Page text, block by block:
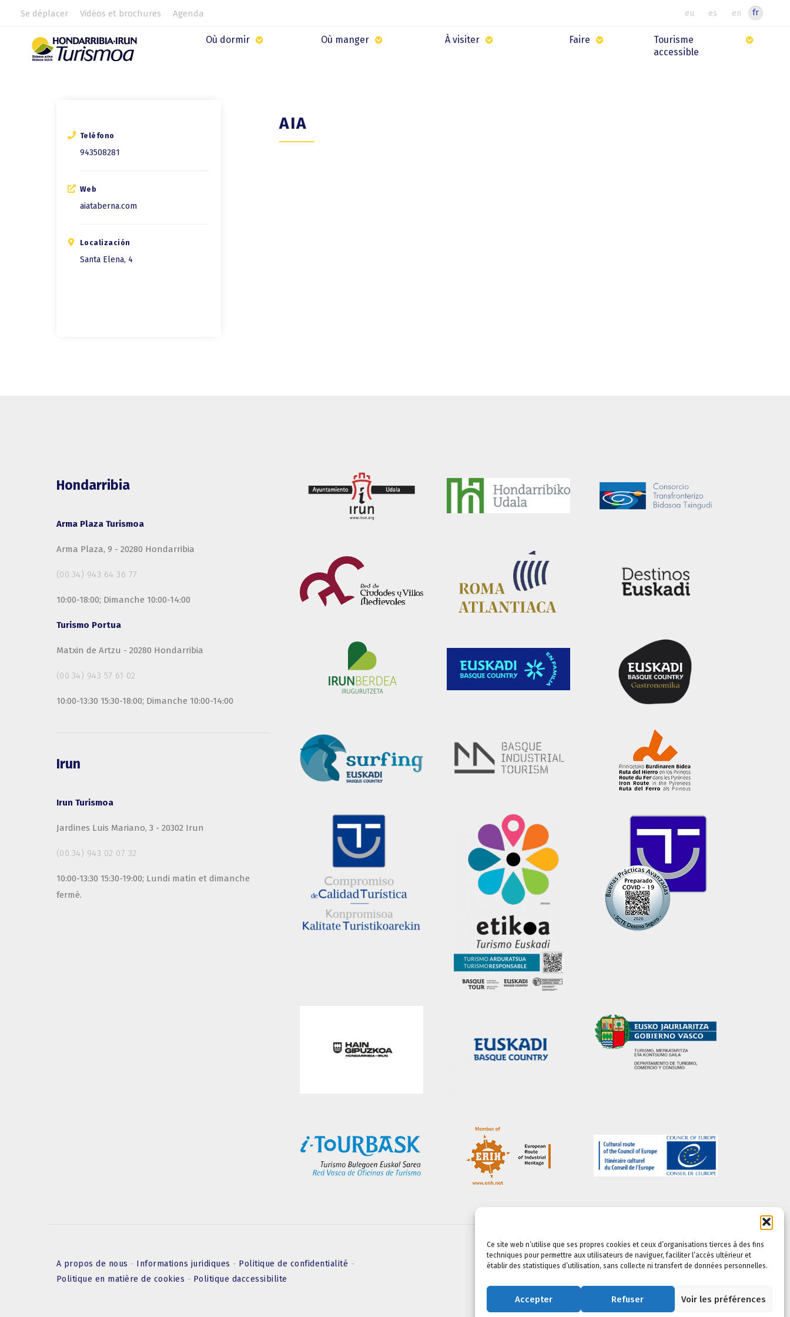
Ce site web n’utilise que ses propres cookies et ceux d’organisations tierces à des fins
techniques pour permettre aux utilisateurs de naviguer, faciliter l’accès ultérieur et
établir des statistiques d’utilisation, sans collecte ni transfert de données personnelles.
Accepter Refuser Voir les préférences
Se déplacer Vidéos et brochures Agenda es
eu fr
en
Où dormir Où manger À visiter Faire
Tourisme
accessible
Teléfono
943508281
Web
aiataberna.com
Localización
Santa Elena, 4
AIA
Hondarribia
Arma Plaza Turismoa
Arma Plaza, 9 - 20280 Hondarribia
(00.34) 943 64 36 77
10:00-18:00; Dimanche 10:00-14:00
Turismo Portua
Matxin de Artzu - 20280 Hondarribia
(00.34) 943 57 61 02
10:00-13:30 15:30-18:00; Dimanche 10:00-14:00
Irun
Irun Turismoa
Jardines Luis Mariano, 3 - 20302 Irun
(00.34) 943 02 07 32
10:00-13:30 15:30-19:00; Lundi matin et dimanche
fermé.
A propos de nous - Informations juridiques - Politique de confidentialité -
Politique en matière de cookies - Politique daccessibilite